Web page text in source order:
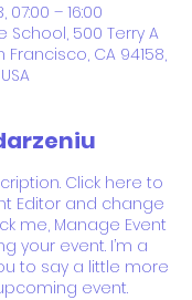
07:00 – 16:00
School, 500 Terry A
Francisco, CA 94158,
USA
Click here to
Editor and change
me, Manage Event
your event. I’m a
to say a little more
event.